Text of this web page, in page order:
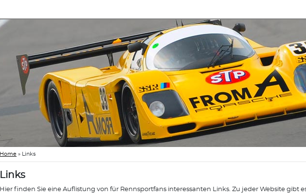
Home » Links
Links
Hier finden Sie eine Auflistung von für Rennsportfans interessanten Links. Zu jeder Website gibt